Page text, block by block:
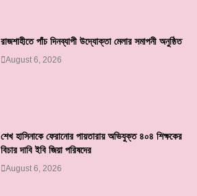
রাজশাহীতে পাঁচ দিনব্যাপী উদ্যোক্তা মেলার সমাপনী অনুষ্ঠিত
August 6, 2026
শেখ হাসিনাকে ফেরানোর পায়তারায় অভিযুক্ত ৪০৪ শিক্ষকের
বিচার দাবি ইবি জিয়া পরিষদের
August 6, 2026